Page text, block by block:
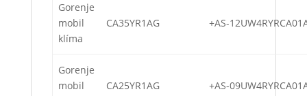
Gorenje
mobil
klíma
CA35YR1AG +AS-
Gorenje
mobil
CA25YR1AG +AS-